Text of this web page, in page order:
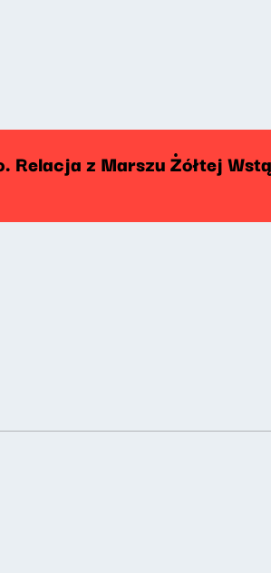
z Marszu Żółtej